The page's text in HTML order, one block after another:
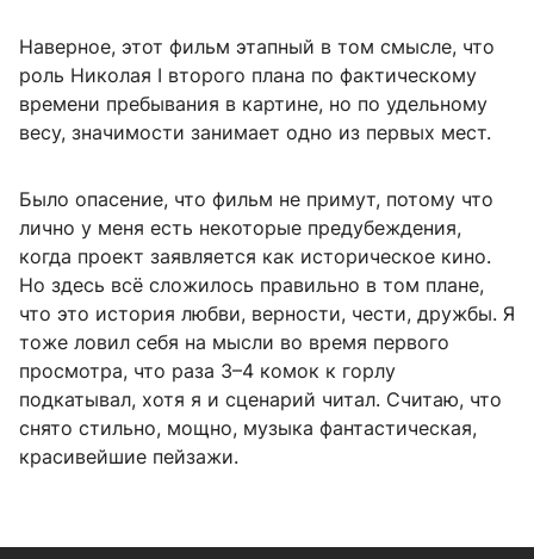
Наверное, этот фильм этапный в том смысле, что
роль Николая I второго плана по фактическому
времени пребывания в картине, но по удельному
весу, значимости занимает одно из первых мест.
Было опасение, что фильм не примут, потому что
лично у меня есть некоторые предубеждения,
когда проект заявляется как историческое кино.
Но здесь всё сложилось правильно в том плане,
что это история любви, верности, чести, дружбы. Я
тоже ловил себя на мысли во время первого
просмотра, что раза 3–4 комок к горлу
подкатывал, хотя я и сценарий читал. Считаю, что
снято стильно, мощно, музыка фантастическая,
красивейшие пейзажи.